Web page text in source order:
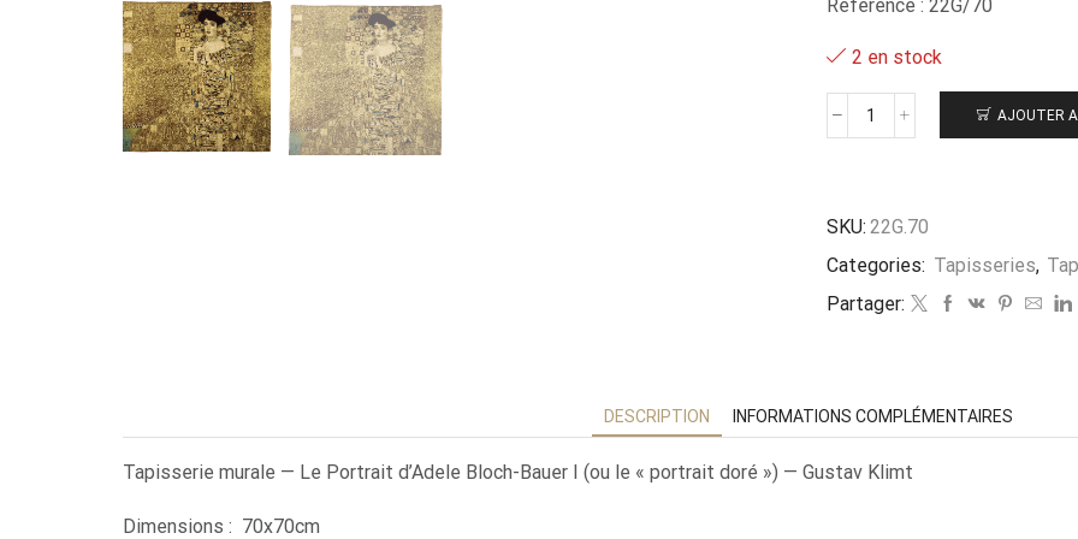
Référence : 22G/70
2 en stock
quantité
-
Bloch-
Bauer
-
AJOUTER
SKU: 22G.70
Categories: Tapisseries,
Partager:
DESCRIPTION INFORMATIONS COMPLÉMENTAIRES
Tapisserie murale — Le Portrait d’Adele Bloch-Bauer I (ou le « portrait doré ») — Gustav Klimt
Dimensions : 70x70cm